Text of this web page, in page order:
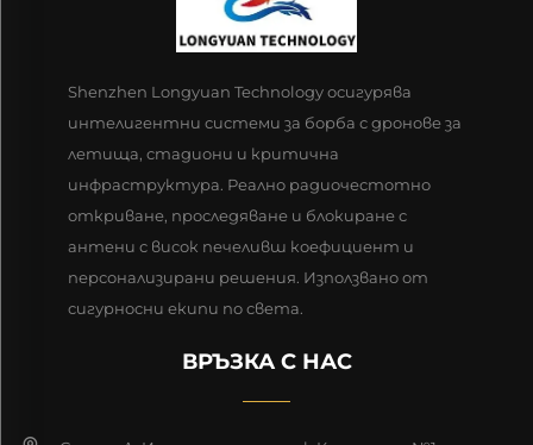
Shenzhen Longyuan Technology осигурява
интелигентни системи за борба с дронове за
летища, стадиони и критична
инфраструктура. Реално радиочестотно
откриване, проследяване и блокиране с
антени с висок печеливш коефициент и
персонализирани решения. Използвано от
сигурносни екипи по света.
ВРЪЗКА С НАС